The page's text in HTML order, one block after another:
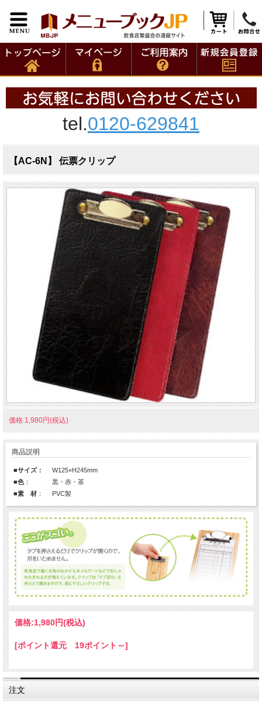
tel.0120-629841
【AC-6N】 伝票クリップ
価格:1,980円(税込)
商品説明
■サイズ：
W125×H245mm
■色 ：
黒・赤・茶
■素 材 ： PVC製
価格:1,980円(税込)
[ポイント還元 19ポイント～]
注文